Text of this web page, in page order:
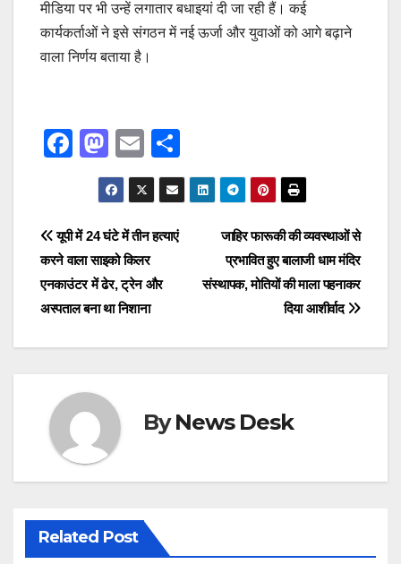
मीडिया पर भी उन्हें लगातार बधाइयां दी जा रही हैं। कई
कार्यकर्ताओं ने इसे संगठन में नई ऊर्जा और युवाओं को आगे बढ़ाने
वाला निर्णय बताया है।
F
e
b
o
o
k
M
a
st
o
d
o
n
E
m
ail
h
ar
Post
navigation
जाहिर फारूकी की व्यवस्थाओं से
प्रभावित हुए बालाजी धाम मंदिर
संस्थापक, मोतियों की माला पहनाकर
दिया आशीर्वाद
यूपी में 24 घंटे में तीन हत्याएं
करने वाला साइको किलर
एनकाउंटर में ढेर, ट्रेन और
अस्पताल बना था निशाना
ByNews Desk
Related Post